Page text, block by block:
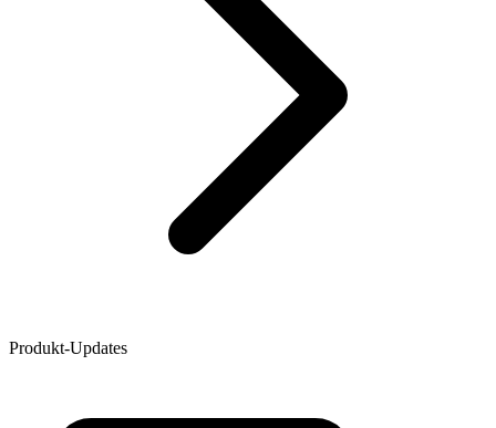
Produkt-Updates